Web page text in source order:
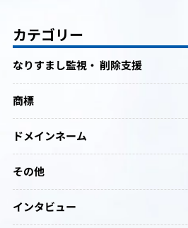
カテゴリー
なりすまし監視・ 削除支援
商標
ドメインネーム
その他
インタビュー